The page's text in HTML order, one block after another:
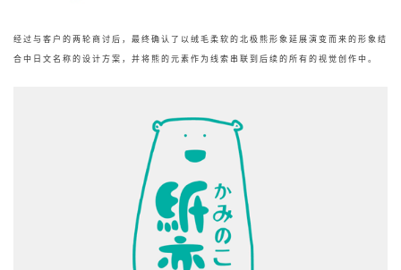
经过与客户的两轮商讨后，最终确认了以绒毛柔软的北极熊形象延展演变而来的形象结
合中日文名称的设计方案，并将熊的元素作为线索串联到后续的所有的视觉创作中。